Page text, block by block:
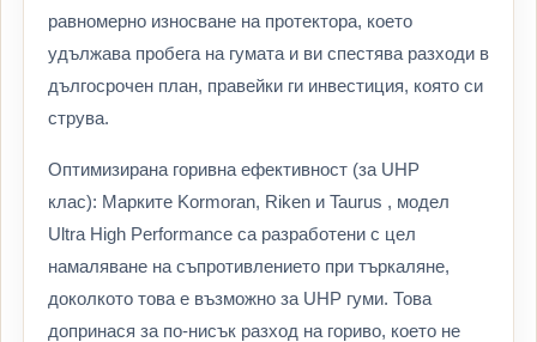
равномерно износване на протектора, което
удължава пробега на гумата и ви спестява разходи в
дългосрочен план, правейки ги инвестиция, която си
струва.
Оптимизирана горивна ефективност (за UHP
клас): Марките Kormoran, Riken и Taurus , модел
Ultra High Performance са разработени с цел
намаляване на съпротивлението при търкаляне,
доколкото това е възможно за UHP гуми. Това
допринася за по-нисък разход на гориво, което не